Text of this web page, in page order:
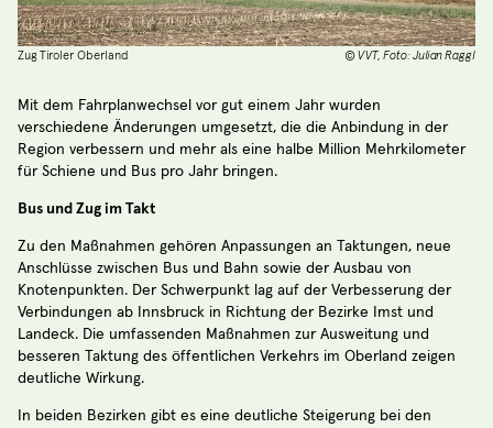
Zug Tiroler Oberland © VVT, Foto: Julian Raggl
Mit dem Fahrplanwechsel vor gut einem Jahr wurden
verschiedene Änderungen umgesetzt, die die Anbindung in der
Region verbessern und mehr als eine halbe Million Mehrkilometer
für Schiene und Bus pro Jahr bringen.
Bus und Zug im Takt
Zu den Maßnahmen gehören Anpassungen an Taktungen, neue
Anschlüsse zwischen Bus und Bahn sowie der Ausbau von
Knotenpunkten. Der Schwerpunkt lag auf der Verbesserung der
Verbindungen ab Innsbruck in Richtung der Bezirke Imst und
Landeck. Die umfassenden Maßnahmen zur Ausweitung und
besseren Taktung des öffentlichen Verkehrs im Oberland zeigen
deutliche Wirkung.
In beiden Bezirken gibt es eine deutliche Steigerung bei den